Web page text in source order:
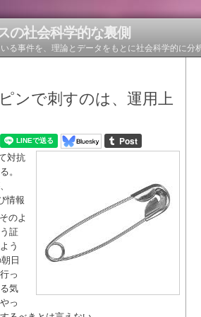
の社会科学的な裏側
る事件を、理論とデータをもとに社会科学的に分
ンで刺すのは、運用上
対抗
。
情報
のよ
証
う
日
っ
気
っ